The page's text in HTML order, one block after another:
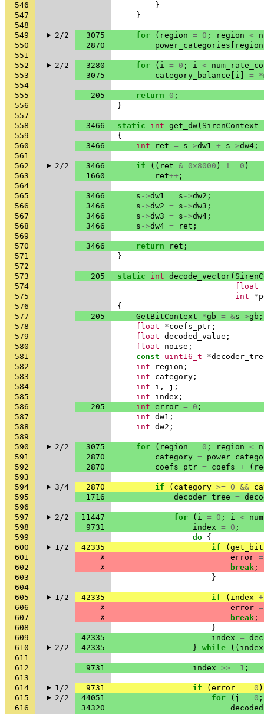
546
}
547
}
548
549
2/2 3075 for ( region = 0 ; region <
550
2870 power_categories region
551
552
2/2 3280 for ( i = 0 ; i <
553
3075 category_balance i = *
554
555
205 return 0 ;
556
}
557
558
3466 static int get_dw( SirenContext
559
{
560
3466 int ret = s ->dw1 + s ->dw4 ;
561
562
2/2 3466 if (( ret & 0x8000 ) != 0 )
563
1660 ret++ ;
564
565
3466 s ->dw1 = s ->dw2 ;
566
3466 s ->dw2 = s ->dw3 ;
567
3466 s ->dw3 = s ->dw4 ;
568
3466 s ->dw4 = ret ;
569
570
3466 return ret ;
571
}
572
573
205 static int decode_vector(
574
float
575
int *
576
{
577
205 GetBitContext *gb = &s ->gb ;
578
float *coefs_ptr ;
579
float decoded_value ;
580
float noise ;
581
const uint16_t *
582
int region ;
583
int category ;
584
int i , j ;
585
int index ;
586
205 int error = 0 ;
587
int dw1 ;
588
int dw2 ;
589
590
2/2 3075 for ( region = 0 ; region <
591
2870 category =
592
2870 coefs_ptr = coefs + (
593
594
3/4 2870 if ( category >= 0 &&
595
1716 decoder_tree =
596
597
2/2 11447 for ( i = 0 ; i <
598
9731 index = 0 ;
599
do {
600
1/2 42335 if (
601
✗ error =
602
✗ break ;
603
}
604
605
1/2 42335 if ( index +
606
✗ error =
607
✗ break ;
608
}
609
42335 index =
610
2/2 42335 } while (( index
611
612
9731 index >>= 1 ;
613
614
1/2 9731 if ( error == 0 )
615
2/2 44051 for ( j = 0 ;
616
34320